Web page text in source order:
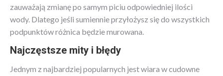
zauważają zmianę po samym piciu odpowiedniej ilości
wody. Dlatego jeśli sumiennie przyłożysz się do wszystkich
podpunktów różnica będzie murowana.
Najczęstsze mity i błędy
Jednym z najbardziej popularnych jest wiara w cudowne